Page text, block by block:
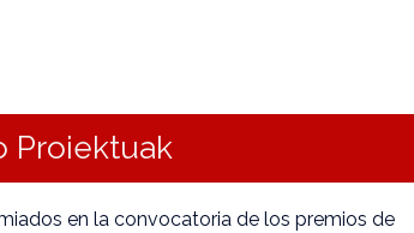
Proiektuak
en la convocatoria de los premios de